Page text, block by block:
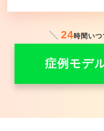
24時間い
症例モデ